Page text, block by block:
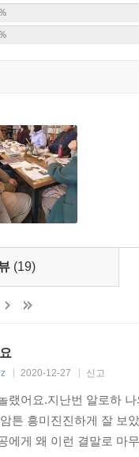
코 앤젤섬 이민국 수
실에 부딪힌다.
로의 자기 삶 역시 새롭
나타나 반갑고 존경스
아닌 존재라는 사실
발 이후 일본의 하와이
비슷한 시기, 채령이 미
은 갖은 고초를 겪으면
남은 북대서양을 건너
채령이 자신 때문에 황
채령의 삶은 채령이
에서 지내면서 그 방송
자기 삶과
(19)
2020-12-27 신고
랬어요.지난번 알로하
튼 흥미진진하게 잘 보
에게 왜 이런 결말로 마